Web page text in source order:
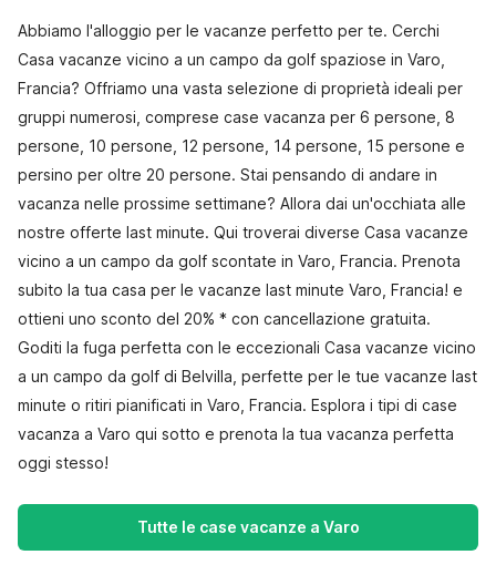
Abbiamo l'alloggio per le vacanze perfetto per te. Cerchi
Casa vacanze vicino a un campo da golf spaziose in Varo,
Francia? Offriamo una vasta selezione di proprietà ideali per
gruppi numerosi, comprese case vacanza per 6 persone, 8
persone, 10 persone, 12 persone, 14 persone, 15 persone e
persino per oltre 20 persone. Stai pensando di andare in
vacanza nelle prossime settimane? Allora dai un'occhiata alle
nostre offerte last minute. Qui troverai diverse Casa vacanze
vicino a un campo da golf scontate in Varo, Francia. Prenota
subito la tua casa per le vacanze last minute Varo, Francia! e
ottieni uno sconto del 20% * con cancellazione gratuita.
Goditi la fuga perfetta con le eccezionali Casa vacanze vicino
a un campo da golf di Belvilla, perfette per le tue vacanze last
minute o ritiri pianificati in Varo, Francia. Esplora i tipi di case
vacanza a Varo qui sotto e prenota la tua vacanza perfetta
oggi stesso!
Tutte le case vacanze a Varo